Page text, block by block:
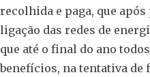
recolhida e paga, que
ligação das redes de
que até o final do ano
benefícios, na tentativa de